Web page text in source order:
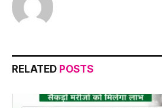
RELATED POSTS